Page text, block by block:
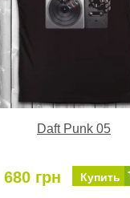
Daft Punk 05
680 грн Купить